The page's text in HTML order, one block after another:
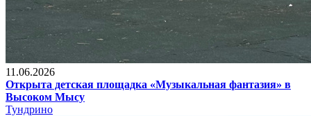
11.06.2026
Открыта детская площадка «Музыкальная фантазия» в
Высоком Мысу
Тундрино